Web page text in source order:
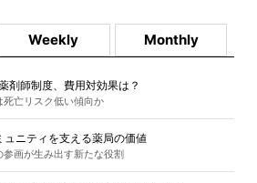
Weekly Monthly
剤師制度、費用対効果は？
死亡リスク低い傾向か
ニティを支える薬局の価値
画が生み出す新たな役割